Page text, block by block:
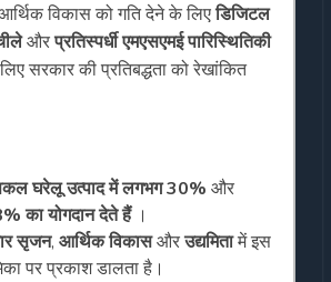
विकास को गति देने के लिएडिजिटल
औरप्रतिस्पर्धी एमएसएमई पारिस्थितिकी
सरकार की प्रतिबद्धता को रेखांकित
घरेलू उत्पाद में लगभग 30% और
का योगदान देते हैं ।
सृजन, आर्थिक विकासऔरउद्यमितामें इस
पर प्रकाश डालता है।